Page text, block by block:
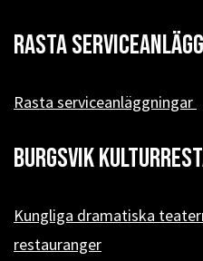
Rasta
Rasta serviceanläggningar
Burgsvik
Kungliga dramatiska
restauranger